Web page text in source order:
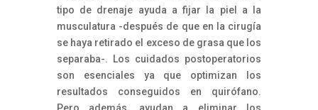
tipo de drenaje ayuda a fijar la piel a la
musculatura -después de que en la cirugía
se haya retirado el exceso de grasa que los
separaba-. Los cuidados postoperatorios
son esenciales ya que optimizan los
resultados conseguidos en quirófano.